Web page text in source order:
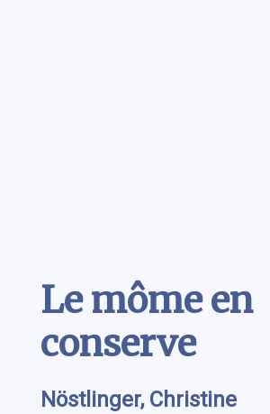
Le môme en
conserve
Nöstlinger, Christine